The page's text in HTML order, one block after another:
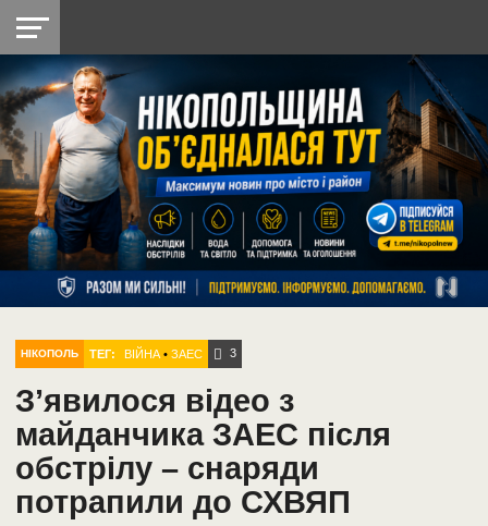
НІКОПОЛЬ
РАЙОН
СІЧЕСЛАВСЬКА
УКРАЇНА
РЕТРО
НІКОПОЛЬ
ЛАЙТ
УКРАЇНА
ДОПОМОГА
РАДІО
НІКОПОЛЬ ТЕГ: ВІЙНА •ЗАЕС 3
З’явилося відео з
майданчика ЗАЕС після
обстрілу – снаряди
потрапили до СХВЯП